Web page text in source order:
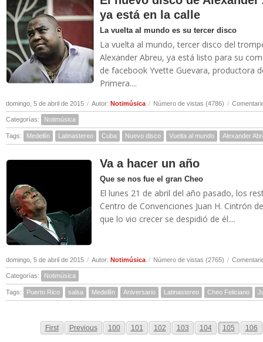
ya está en la calle
La vuelta al mundo es su tercer disco
La vuelta al mundo, tercer disco del
Alexander Abreu, ya está listo para su
de facebook Yvette Guevara, productora
Primera....
domingo, 5 de abril de 2015 / Autor: Notimúsica / Número de vistas (4786) /
Categorías: Notimúsica
Tags: Medellín Latinastereo Cuba Nuevo disco Vuelta al mundo Alexander
Va a hacer un año
Que se nos fue el gran Cheo
El lunes 21 de abril del año pasado, los
Centro de Convenciones Juan H. Cintrón
que lo vio crecer se despidió de él....
domingo, 5 de abril de 2015 / Autor: Notimúsica / Número de vistas (2765) /
Categorías: Notimúsica
Tags: Puerto Rico salsa Medellín Aniversario Latinastereo Cheo Feliciano
First Previous 100 101 102 103 104 105 106